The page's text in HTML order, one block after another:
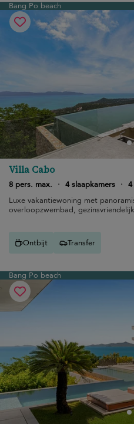
Bang Po beach
Villa Cabo
8 pers. max.
· 4 slaapkamers ·
Luxe vakantiewoning met
overloopzwembad,
Ontbijt Transfer
Bang Po beach